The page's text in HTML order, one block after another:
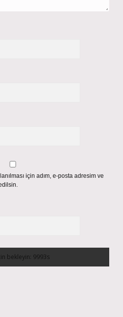
için adım, e-posta adresim ve